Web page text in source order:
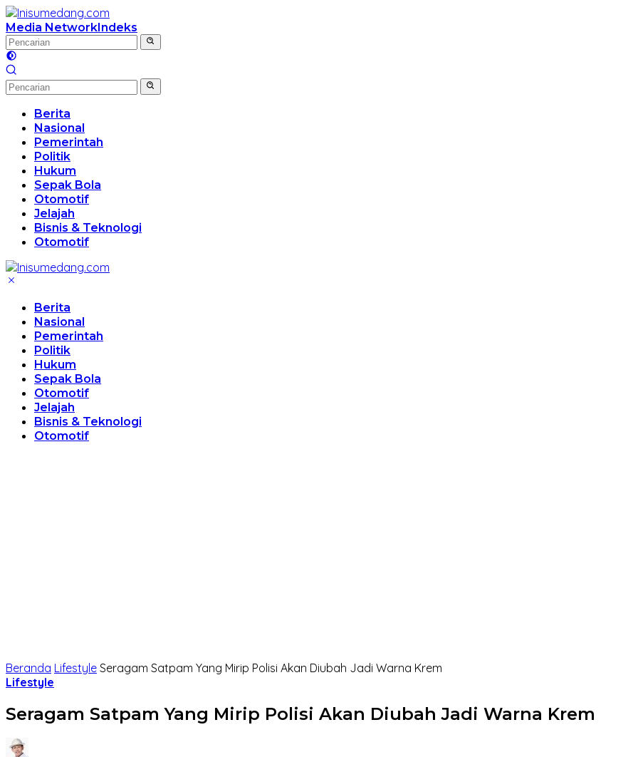
Langsung
ke
konten
Media NetworkIndeks
Berita
Nasional
Pemerintah
Politik
Hukum
Sepak Bola
Otomotif
Jelajah
Bisnis & Teknologi
Otomotif
Berita
Nasional
Pemerintah
Politik
Hukum
Sepak Bola
Otomotif
Jelajah
Bisnis & Teknologi
Otomotif
Beranda Lifestyle Seragam Satpam Yang Mirip Polisi Akan Diubah Jadi Warna Krem
Lifestyle
Seragam Satpam Yang Mirip Polisi Akan Diubah Jadi Warna Krem